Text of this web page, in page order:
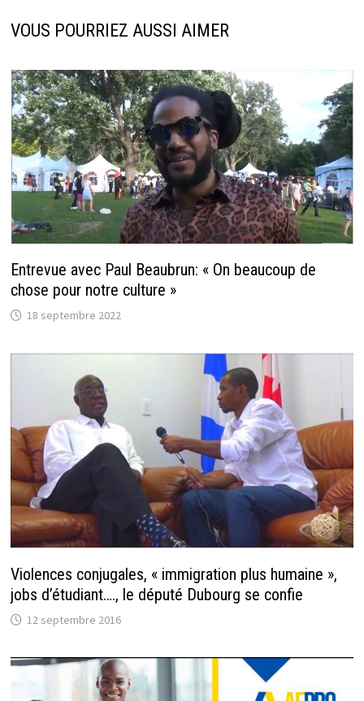
VOUS POURRIEZ AUSSI AIMER
Entrevue avec Paul Beaubrun: « On beaucoup de
chose pour notre culture »
18 septembre 2022
Violences conjugales, « immigration plus humaine »,
jobs d’étudiant…., le député Dubourg se confie
12 septembre 2016